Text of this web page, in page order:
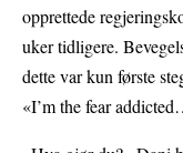
opprettede
uker tidligere.
dette var kun første
«I’m the fear